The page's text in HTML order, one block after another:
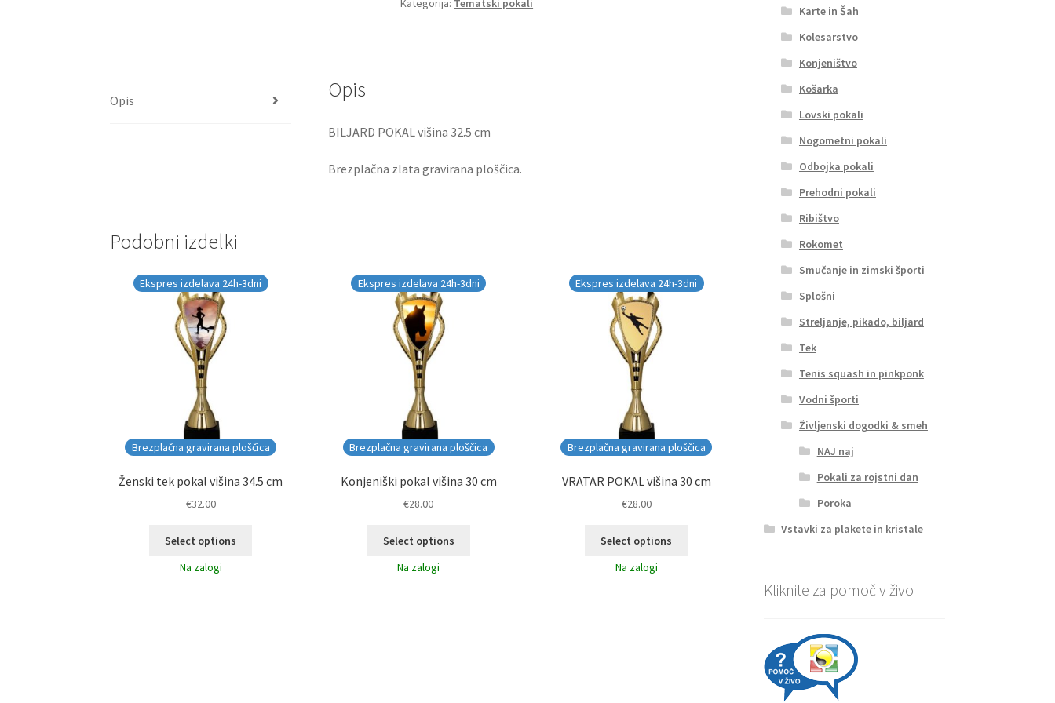
Kategorija: Tematski pokali
Opis Opis
BILJARD POKAL višina 32.5 cm
Brezplačna zlata gravirana ploščica.
Podobni izdelki
Brezplačna gravirana ploščica
Ekspres izdelava 24h-3dni
Ženski tek pokal višina 34.5 cm
€32.00
Select options
Na zalogi
Brezplačna gravirana ploščica
Ekspres izdelava 24h-3dni
Konjeniški pokal višina 30 cm
€28.00
Select options
Na zalogi
Brezplačna gravirana ploščica
Ekspres izdelava 24h-3dni
VRATAR POKAL višina 30 cm
€28.00
Select options
Na zalogi
Karte in Šah
Kolesarstvo
Konjeništvo
Košarka
Lovski pokali
Nogometni pokali
Odbojka pokali
Prehodni pokali
Ribištvo
Rokomet
Smučanje in zimski športi
Splošni
Streljanje, pikado, biljard
Tek
Tenis squash in pinkponk
Vodni športi
Življenski dogodki & smeh
NAJ naj
Pokali za rojstni dan
Poroka
Vstavki za plakete in kristale
Kliknite za pomoč v živo